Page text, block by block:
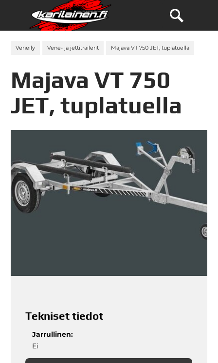
Veneily Vene- ja jettitrailerit Majava VT 750 JET, tuplatuella
Majava VT 750
JET, tuplatuella
Tekniset tiedot
Jarrullinen:
Ei